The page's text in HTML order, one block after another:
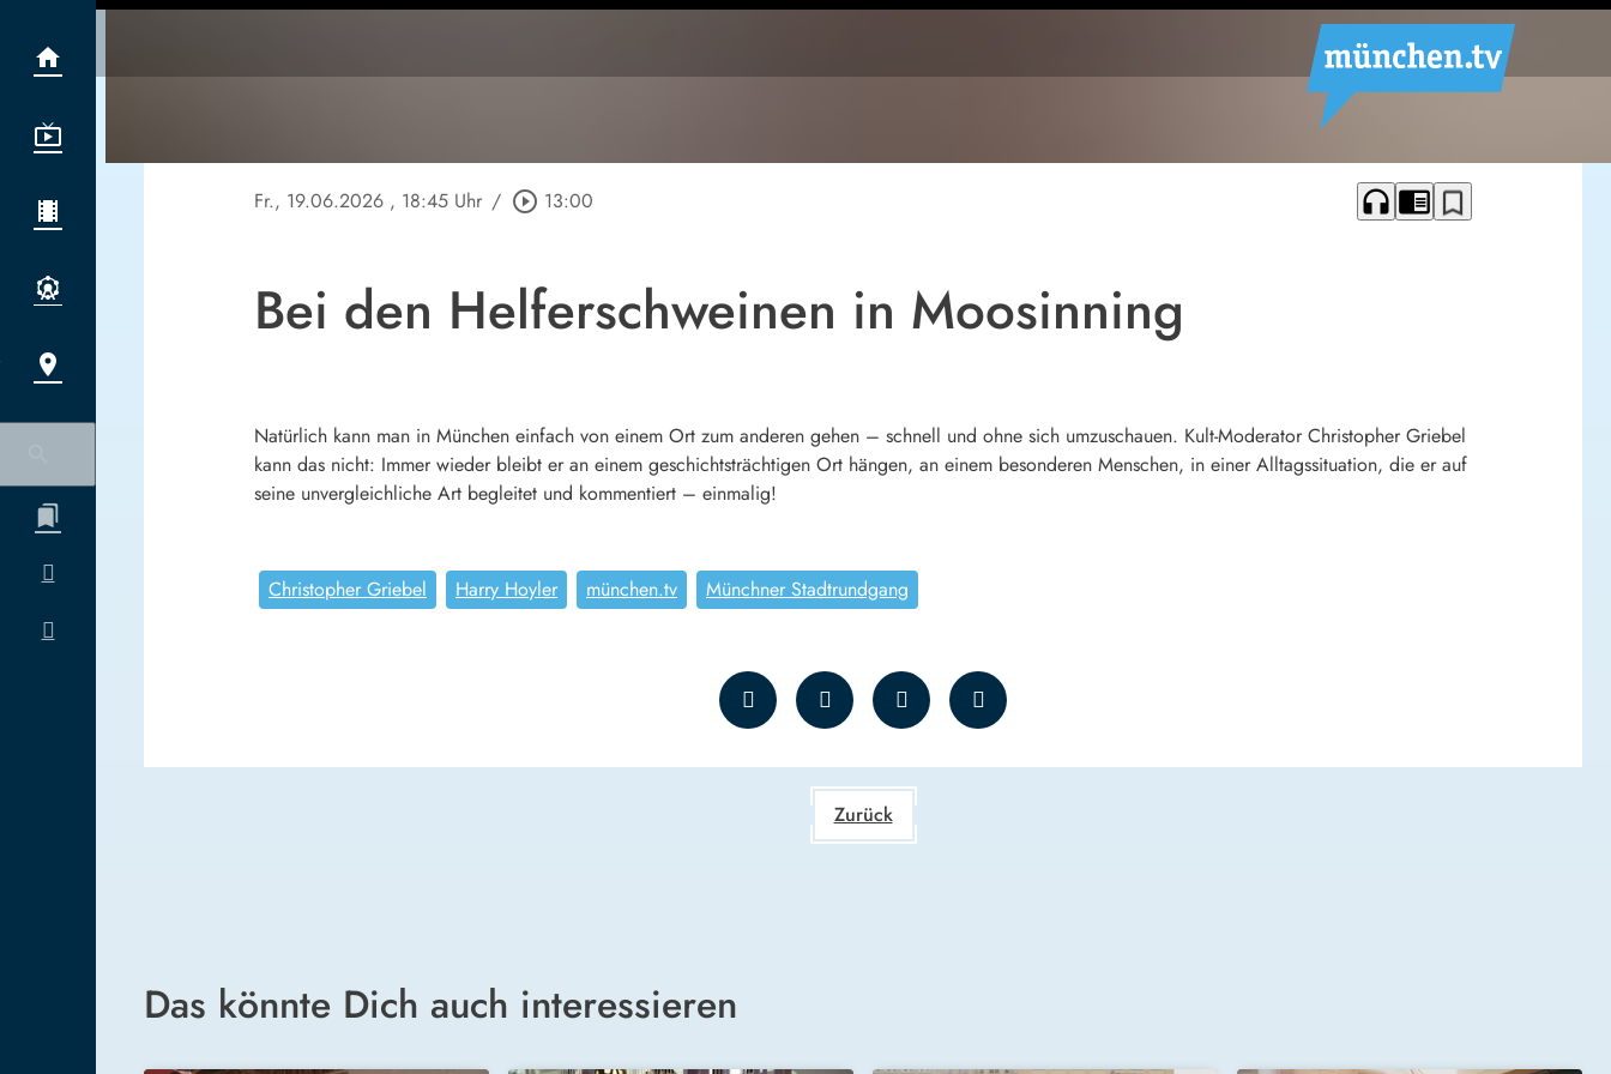
Fr., 19.06.2026 , 18:45 Uhr / play_circle_outline 13:00 headphones chrome_reader_mode bookmark_border
Bei den Helferschweinen in Moosinning
Natürlich kann man in München einfach von einem Ort zum anderen gehen – schnell und ohne sich umzuschauen. Kult-Moderator Christopher Griebel
kann das nicht: Immer wieder bleibt er an einem geschichtsträchtigen Ort hängen, an einem besonderen Menschen, in einer Alltagssituation, die er auf
seine unvergleichliche Art begleitet und kommentiert – einmalig!
Christopher Griebel Harry Hoyler münchen.tv Münchner Stadtrundgang
Zurück
Das könnte Dich auch interessieren